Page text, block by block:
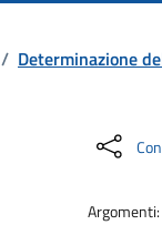
/ Determinazione
Argomenti: